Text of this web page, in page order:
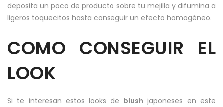
deposita un poco de producto sobre tu mejilla y difumina a
ligeros toquecitos hasta conseguir un efecto homogéneo.
COMO CONSEGUIR EL
LOOK
Si te interesan estos looks de blush japoneses en este